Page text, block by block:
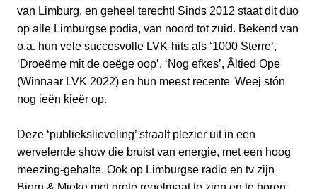
van Limburg, en geheel terecht! Sinds 2012 staat dit duo
op alle Limburgse podia, van noord tot zuid. Bekend van
o.a. hun vele succesvolle LVK-hits als ‘1000 Sterre’,
‘Droeëme mit de oeëge oop’, ‘Nog efkes’, Âltied Ope
(Winnaar LVK 2022) en hun meest recente 'Weej stón
nog ieën kieër op.
Deze ‘publiekslieveling’ straalt plezier uit in een
wervelende show die bruist van energie, met een hoog
meezing-gehalte. Ook op Limburgse radio en tv zijn